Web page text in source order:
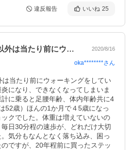
違反報告 いいね 25
10年以上、雨の日以外は当たり前にウォ… 2020/8/16
oka********さん
当たり前にウォーキングをしてい
になり、できなくなってしまいま
に乗ると足腰年齢、体内年齢共に4
52歳）ほんの1か月で４5歳になっ
クでした。体重は増えていないの
日30分程の速歩が、どれだけ大切
気分もなんとなく落ち込み、困っ
ですが、20年程前に買ったステッ